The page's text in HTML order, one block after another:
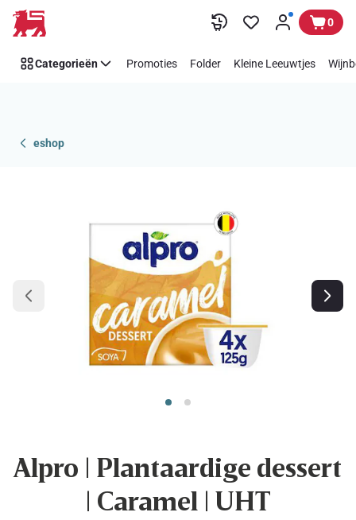
Overslaan 0
Categorieën Promoties Folder Kleine Leeuwtjes
eshop
Alpro | Plantaardige dessert
| Caramel | UHT